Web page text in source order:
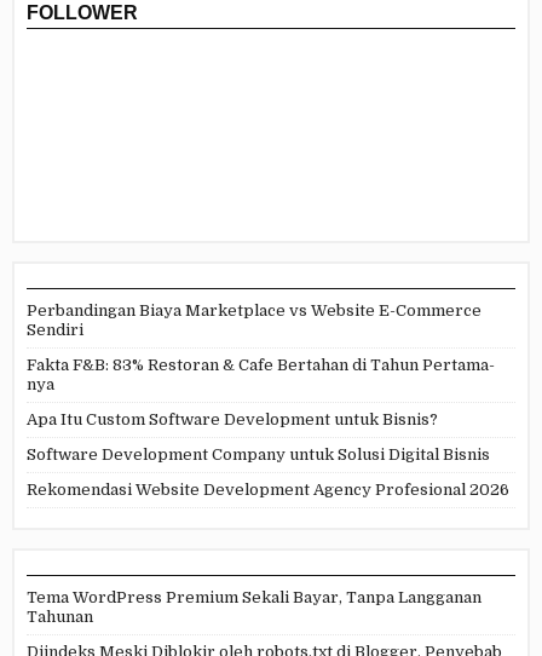
FOLLOWER
Perbandingan Biaya Marketplace vs Website E-Commerce
Sendiri
Fakta F&B: 83% Restoran & Cafe Bertahan di Tahun Pertama-
nya
Apa Itu Custom Software Development untuk Bisnis?
Software Development Company untuk Solusi Digital Bisnis
Rekomendasi Website Development Agency Profesional 2026
Tema WordPress Premium Sekali Bayar, Tanpa Langganan
Tahunan
Diindeks Meski Diblokir oleh robots.txt di Blogger, Penyebab